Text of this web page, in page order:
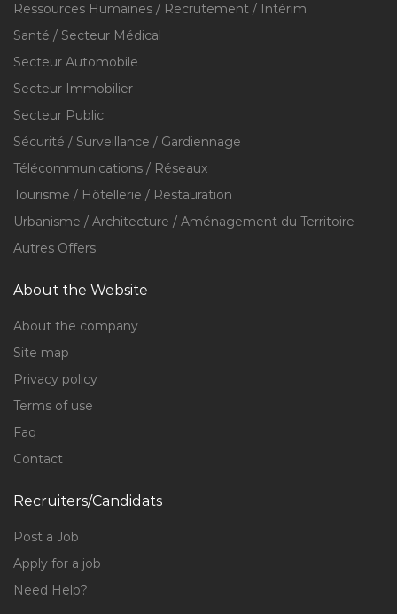
Ressources Humaines / Recrutement / Intérim
Santé / Secteur Médical
Secteur Automobile
Secteur Immobilier
Secteur Public
Sécurité / Surveillance / Gardiennage
Télécommunications / Réseaux
Tourisme / Hôtellerie / Restauration
Urbanisme / Architecture / Aménagement du Territoire
Autres Offers
About the Website
About the company
Site map
Privacy policy
Terms of use
Faq
Contact
Recruiters/Candidats
Post a Job
Apply for a job
Need Help?